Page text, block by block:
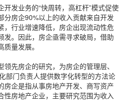
发业务的“快周转，高杠杆”模式促使
分房企90%以上的收入贡献来自开发
，行业增速降低，房企出现流动性危
发。因此，房企亟需寻求破局，借助
量发展。
先房企的研究，为房企的管理层、
部门负责人提供数字化转型的方法论
房企是指从事房地产开发、商写资产
性房地产企业，主要研究范围为收入